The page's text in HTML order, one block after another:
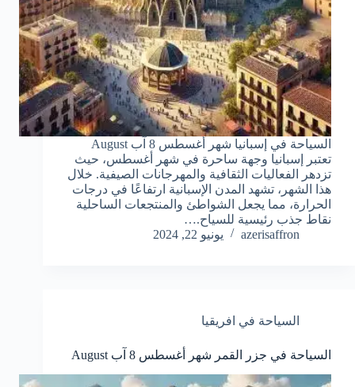
السياحة في إسبانيا شهر أغسطس 8 آب August
تعتبر إسبانيا وجهة ساحرة في شهر أغسطس، حيث
تزدهر الفعاليات الثقافية والمهرجانات الصيفية. خلال
هذا الشهر، تشهد المدن الإسبانية ارتفاعًا في درجات
الحرارة، مما يجعل الشواطئ والمنتجعات الساحلية
نقاط جذب رئيسية للسياح.…
azerisaffron
يونيو 22, 2024
السياحة في افريقيا
السياحة في جزر القمر شهر أغسطس 8 آب August